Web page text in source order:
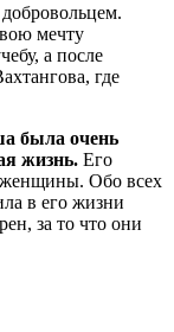
мечту
а после
где
была очень
жизнь. Его
женщины. Обо всех
в его жизни
за то что они